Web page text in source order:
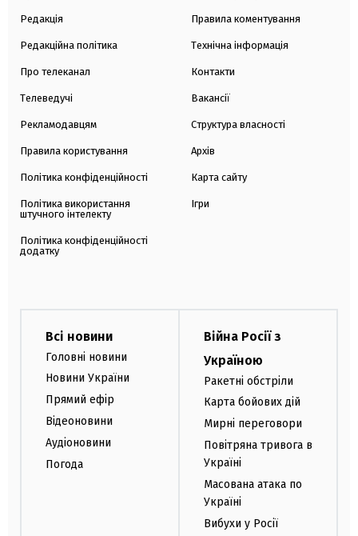
Редакція
Редакційна політика
Про телеканал
Телеведучі
Рекламодавцям
Правила користування
Політика конфіденційності
Політика використання
штучного інтелекту
Політика конфіденційності
додатку
Правила коментування
Технічна інформація
Контакти
Вакансії
Структура власності
Архів
Карта сайту
Ігри
Всі новини
Головні новини
Новини України
Прямий ефір
Відеоновини
Аудіоновини
Погода
Війна Росії з
Україною
Ракетні обстріли
Карта бойових дій
Мирні переговори
Повітряна тривога в
Україні
Масована атака по
Україні
Вибухи у Росії